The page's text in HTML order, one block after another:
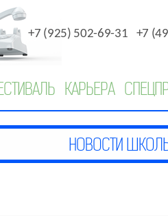
+7 (925) 502-69-31 +7
КАРЬЕРА